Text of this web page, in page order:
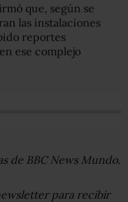
que, según se
las instalaciones
reportes
ese complejo
de BBC News Mundo.
para recibir